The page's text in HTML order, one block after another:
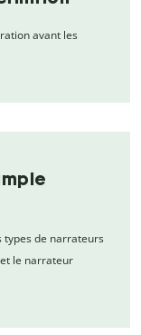
avant les
types de narrateurs
le narrateur